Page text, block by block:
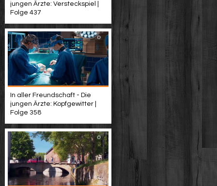
jungen Ärzte: Versteckspiel |
Folge 437
In aller Freundschaft - Die
jungen Ärzte: Kopfgewitter |
Folge 358